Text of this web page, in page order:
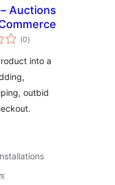
Auctions
(0total
ratings
)
into a
outbid